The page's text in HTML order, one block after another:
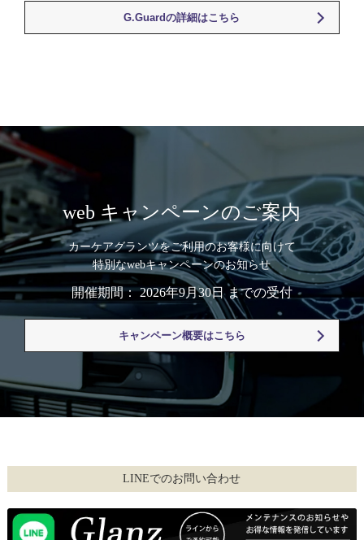
G.Guardの詳細はこちら
web キャンペーンのご案内
カーケアグランツをご利用のお客様に向けて
特別なwebキャンペーンのお知らせ
開催期間： 2026年9月30日 までの受付
キャンペーン概要はこちら
LINEでのお問い合わせ